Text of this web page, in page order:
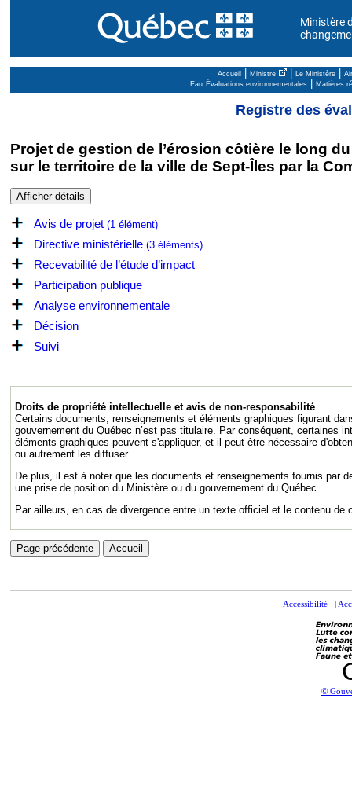
Ministère
Accueil Ministre Le Ministère
Air
Eau Évaluations environnementales| Matières
Registre des
Projet de gestion de l’érosion côtière le long
sur le territoire de la ville de Sept-Îles par la
Avis de projet (1 élément)
Directive ministérielle (3 éléments)
Recevabilité de l’étude d’impact
Participation publique
Analyse environnementale
Décision
Suivi
Droits de propriété intellectuelle et avis de non-responsabilité
Certains documents, renseignements et éléments graphiques figurant
gouvernement du Québec n’est pas titulaire. Par conséquent, certaines
éléments graphiques peuvent s'appliquer, et il peut être nécessaire
ou autrement les diffuser.
De plus, il est à noter que les documents et renseignements fournis par
une prise de position du Ministère ou du gouvernement du Québec.
Par ailleurs, en cas de divergence entre un texte officiel et le contenu
Accessibilité
©